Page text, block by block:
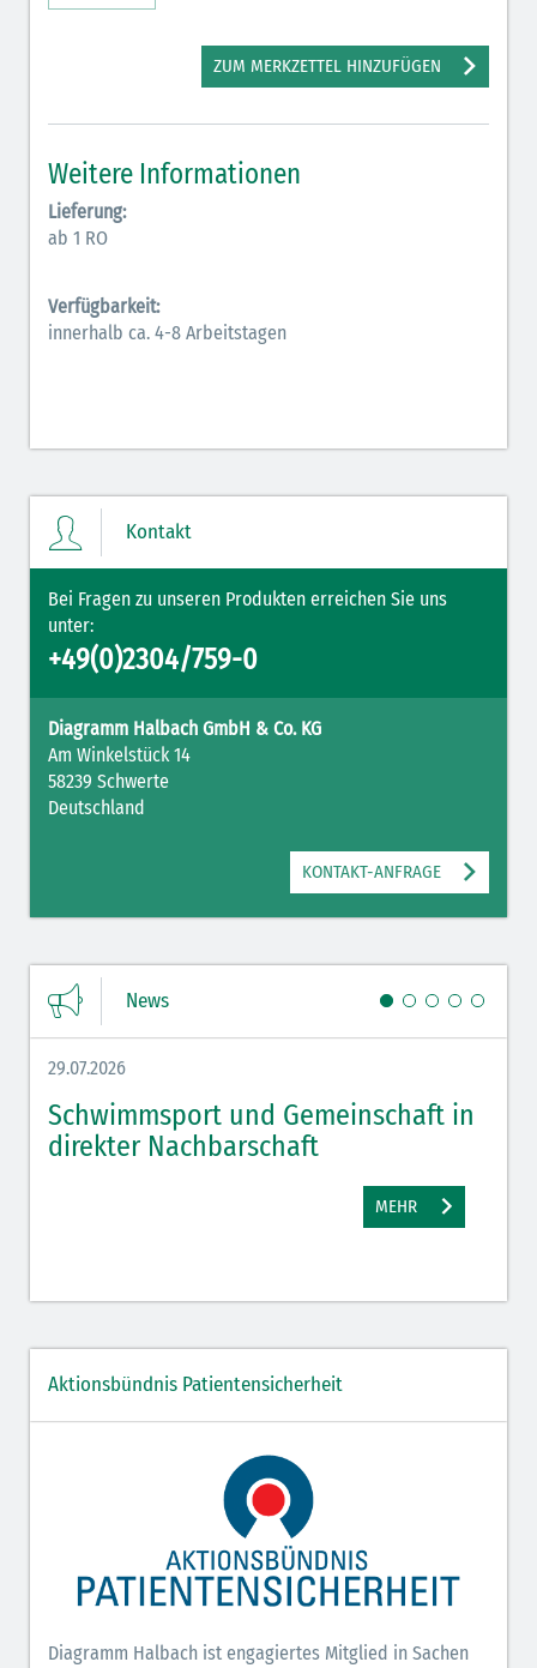
Elektrolyte NaCl (grün)
Hormone (braun-beige)
Hormone Insulin (braun-gelb)
ZUM MERKZETTEL HINZUFÜGEN
Weitere Informationen
Lieferung:
ab 1 RO
Verfügbarkeit:
innerhalb ca. 4-8 Arbeitstagen
Kontakt
Bei Fragen zu unseren Produkten erreichen Sie uns
unter:
+49(0)2304/759-0
Diagramm Halbach GmbH & Co. KG
Am Winkelstück 14
58239 Schwerte
Deutschland
KONTAKT-ANFRAGE
News
29.07.2026
Schwimmsport und Gemeinschaft in
direkter Nachbarschaft
MEHR
Aktionsbündnis Patientensicherheit
Diagramm Halbach ist engagiertes Mitglied in Sachen